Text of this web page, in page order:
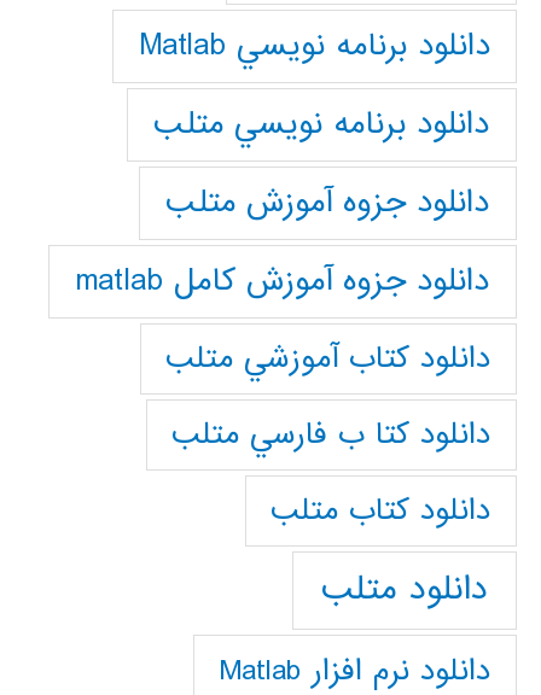
دانلود برنامه نويسي Matlab
دانلود برنامه نويسي متلب
دانلود جزوه آموزش متلب
دانلود جزوه آموزش کامل matlab
دانلود كتاب آموزشي متلب
دانلود كتا ب فارسي متلب
دانلود كتاب متلب
دانلود متلب
دانلود نرم افزار Matlab